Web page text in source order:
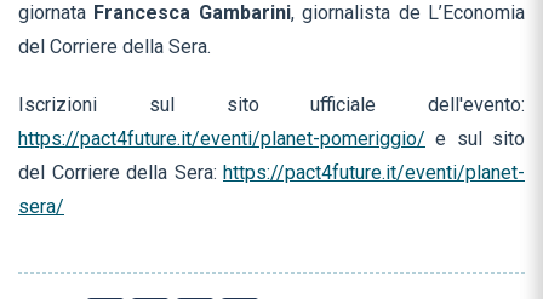
giornata Francesca Gambarini, giornalista de L’Economia
del Corriere della Sera.
Iscrizioni sul sito ufficiale dell'evento:
https://pact4future.it/eventi/planet-pomeriggio/ e sul sito
del Corriere della Sera: https://pact4future.it/eventi/planet-
sera/